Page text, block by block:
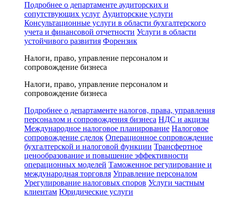
Подробнее о департаменте аудиторских и
сопутствующих услуг Аудиторские услуги
Консультационные услуги в области бухгалтерского
учета и финансовой отчетности Услуги в области
устойчивого развития Форензик
Налоги, право, управление персоналом и
сопровождение бизнеса
Налоги, право, управление персоналом и
сопровождение бизнеса
Подробнее о департаменте налогов, права, управления
персоналом и сопровождения бизнеса НДС и акцизы
Международное налоговое планирование Налоговое
сопровождение сделок Операционное сопровождение
бухгалтерской и налоговой функции Трансфертное
ценообразование и повышение эффективности
операционных моделей Таможенное регулирование и
международная торговля Управление персоналом
Урегулирование налоговых споров Услуги частным
клиентам Юридические услуги